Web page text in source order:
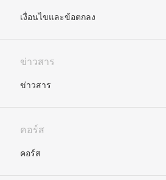
เงื่อนไขและข้อตกลง
ข่าวสาร
ข่าวสาร
คอร์ส
คอร์ส